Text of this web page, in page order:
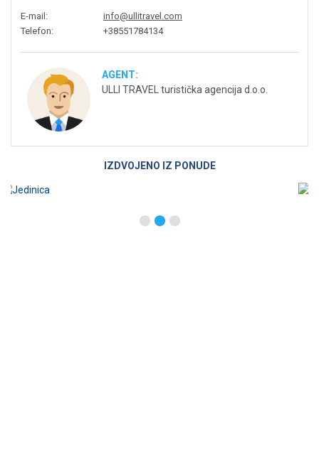
E-mail:
info@ullitravel.com
Telefon: +38551784134
AGENT:
ULLI TRAVEL turistička agencija d.o.o.
IZDVOJENO IZ PONUDE